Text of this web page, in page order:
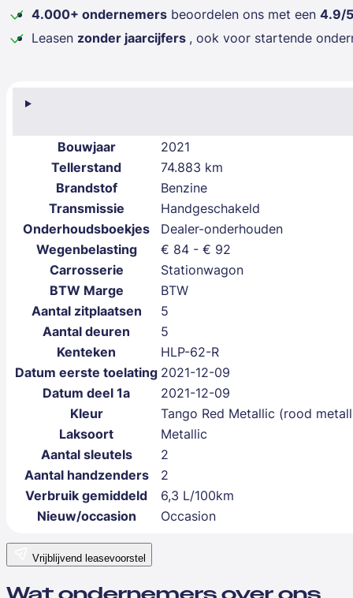
Bouwjaar
2021
Tellerstand
74.883 km
Brandstof
Benzine
Transmissie
Handgeschakeld
Onderhoudsboekjes
Dealer-onderhouden
Wegenbelasting
€ 84 - € 92
Carrosserie
Stationwagon
BTW Marge
BTW
Aantal zitplaatsen
5
Aantal deuren
5
Kenteken
HLP-62-R
Datum eerste toelating 2021-12-09
Datum deel 1a
2021-12-09
Kleur
Tango Red Metallic (rood
Laksoort
Metallic
Aantal sleutels
2
Aantal handzenders
2
Verbruik gemiddeld
6,3 L/100km
Nieuw/occasion
Occasion
4.000+ ondernemers beoordelen ons met een 4.9/5
Leasen zonder jaarcijfers , ook voor startende
Vrijblijvend leasevoorstel